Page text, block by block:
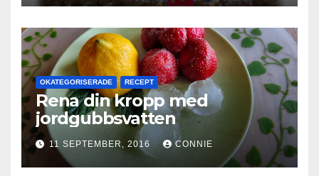
OKATEGORISERADE RECEPT
Rena din kropp med
jordgubbsvatten
11 SEPTEMBER, 2016 CONNIE